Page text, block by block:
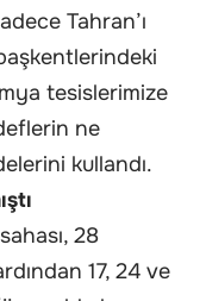
Tahran’ı
tesislerimize
ne
kullandı.
28
17, 24 ve